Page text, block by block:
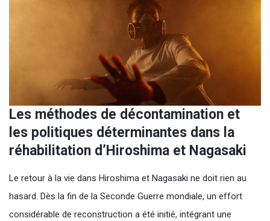
Les méthodes de décontamination et
les politiques déterminantes dans la
réhabilitation d’Hiroshima et Nagasaki
Le retour à la vie dans Hiroshima et Nagasaki ne doit rien au
hasard. Dès la fin de la Seconde Guerre mondiale, un effort
considérable de reconstruction a été initié, intégrant une